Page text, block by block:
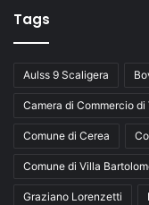
Tags
Aulss 9 Scaligera
Camera di Commercio di
Comune di Cerea
Comune di Villa
Graziano Lorenzetti